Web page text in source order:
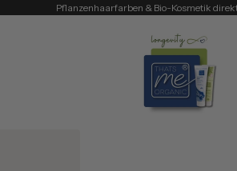
Pflanzenhaarfarben & Bio-Kosmetik
Thats me Organic®